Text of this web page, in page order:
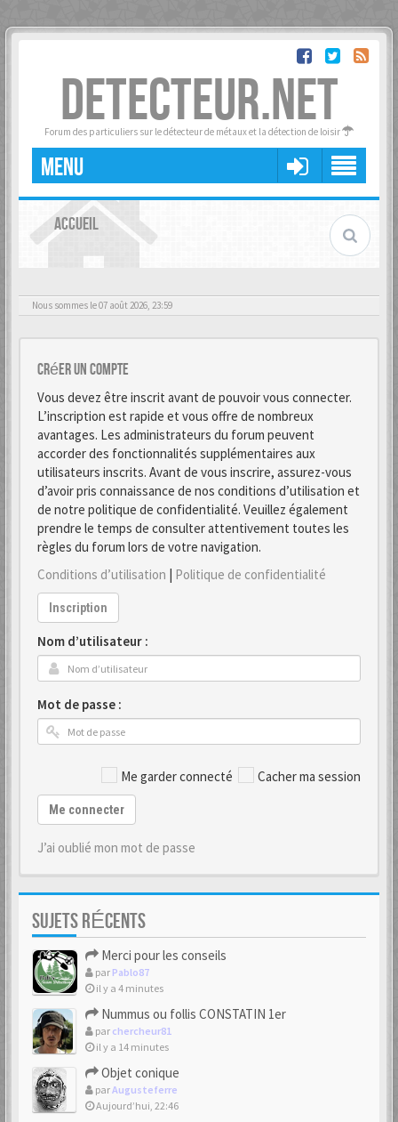
DETECTEUR.NET
Forum des particuliers sur le détecteur de métaux et la détection de loisir
MENU
ACCUEIL
Nous sommes le 07 août 2026, 23:59
Créer un Compte
Vous devez être inscrit avant de pouvoir vous connecter.
L’inscription est rapide et vous offre de nombreux
avantages. Les administrateurs du forum peuvent
accorder des fonctionnalités supplémentaires aux
utilisateurs inscrits. Avant de vous inscrire, assurez-vous
d’avoir pris connaissance de nos conditions d’utilisation et
de notre politique de confidentialité. Veuillez également
prendre le temps de consulter attentivement toutes les
règles du forum lors de votre navigation.
Conditions d’utilisation | Politique de confidentialité
Inscription
Nom d’utilisateur :
Mot de passe :
Me garder connecté Cacher ma session
Me connecter
J’ai oublié mon mot de passe
SUJETS RÉCENTS
Merci pour les conseils
par Pablo87
il y a 4 minutes
Nummus ou follis CONSTATIN 1er
par chercheur81
il y a 14 minutes
Objet conique
parAugusteferre
Aujourd’hui, 22:46